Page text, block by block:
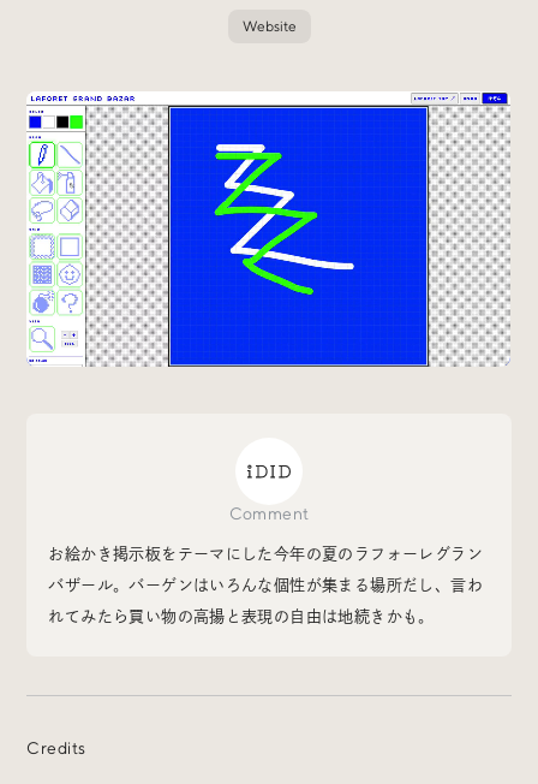
Special 特集
Events イベント
Other そのほか
今日のブクマ
iDIDメディア編集部メンバーが見つけた気になるあれこ
Website
Comment
お絵かき掲示板をテーマにした今年の夏のラフォーレグラン
バザール。バーゲンはいろんな個性が集まる場所だし、言わ
れてみたら買い物の高揚と表現の自由は地続きかも。
Credits